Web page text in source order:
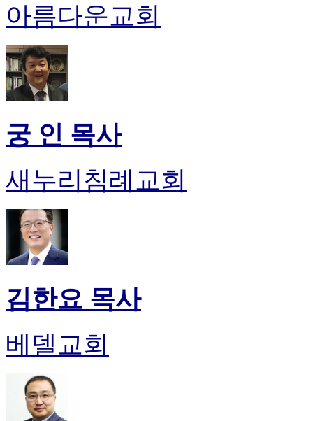
아름다운교회
궁 인 목사
새누리침례교회
김한요 목사
베델교회